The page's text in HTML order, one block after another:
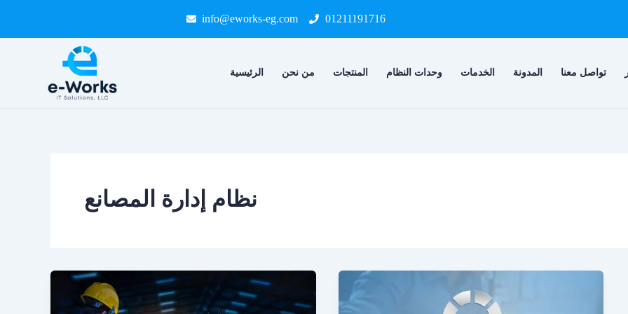
content
info@eworks-eg.com 01211191716
الرئيسية من نحن المنتجات وحدات النظام الخدمات المدونة تواصل معنا
نظام إدارة المصانع